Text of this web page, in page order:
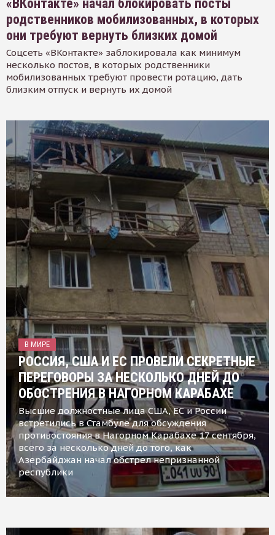
«ВКонтакте» начал блокировать посты
родственников мобилизованных, в которых
они требуют вернуть близких домой
Соцсеть «ВКонтакте» заблокировала как минимум
несколько постов, в которых родственники
мобилизованных требуют провести ротацию, дать
близким отпуск и вернуть их домой
В МИРЕ
РОССИЯ, США И ЕС ПРОВЕЛИ СЕКРЕТНЫЕ
ПЕРЕГОВОРЫ ЗА НЕСКОЛЬКО ДНЕЙ ДО
ОБОСТРЕНИЯ В НАГОРНОМ КАРАБАХЕ
Высшие должностные лица США, ЕС и России
встретились в Стамбуле для обсуждения
противостояния в Нагорном Карабахе 17 сентября,
всего за несколько дней до того, как
Азербайджан начал обстрел непризнанной
республики